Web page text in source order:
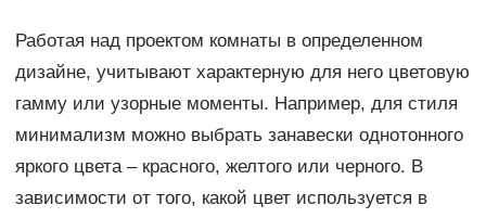
Работая над проектом комнаты в определенном
дизайне, учитывают характерную для него цветовую
гамму или узорные моменты. Например, для стиля
минимализм можно выбрать занавески однотонного
яркого цвета – красного, желтого или черного. В
зависимости от того, какой цвет используется в